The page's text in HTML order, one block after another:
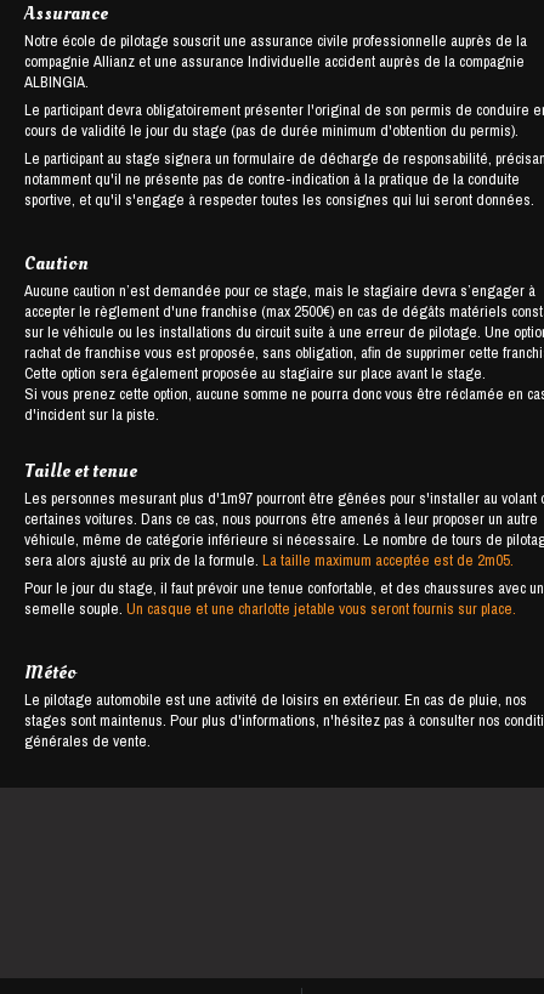
Assurance
Notre école de pilotage souscrit une assurance civile professionnelle auprès de la
compagnie Allianz et une assurance Individuelle accident auprès de la compagnie
ALBINGIA.
Le participant devra obligatoirement présenter l'original de son permis de conduire
cours de validité le jour du stage (pas de durée minimum d'obtention du permis).
Le participant au stage signera un formulaire de décharge de responsabilité,
notamment qu'il ne présente pas de contre-indication à la pratique de la conduite
sportive, et qu'il s'engage à respecter toutes les consignes qui lui seront données.
Caution
Aucune caution n’est demandée pour ce stage, mais le stagiaire devra s’engager à
accepter le règlement d'une franchise (max 2500€) en cas de dégâts matériels
sur le véhicule ou les installations du circuit suite à une erreur de pilotage. Une
rachat de franchise vous est proposée, sans obligation, afin de supprimer cette
Cette option sera également proposée au stagiaire sur place avant le stage.
Si vous prenez cette option, aucune somme ne pourra donc vous être réclamée en
d'incident sur la piste.
Taille et tenue
Les personnes mesurant plus d'1m97 pourront être gênées pour s'installer au volant
certaines voitures. Dans ce cas, nous pourrons être amenés à leur proposer un autre
véhicule, même de catégorie inférieure si nécessaire. Le nombre de tours de
sera alors ajusté au prix de la formule.La taille maximum acceptée est de 2m05.
Pour le jour du stage, il faut prévoir une tenue confortable, et des chaussures avec
semelle souple.Un casque et une charlotte jetable vous seront fournis sur place.
Météo
Le pilotage automobile est une activité de loisirs en extérieur. En cas de pluie, nos
stages sont maintenus. Pour plus d'informations, n'hésitez pas à consulter nos
générales de vente.